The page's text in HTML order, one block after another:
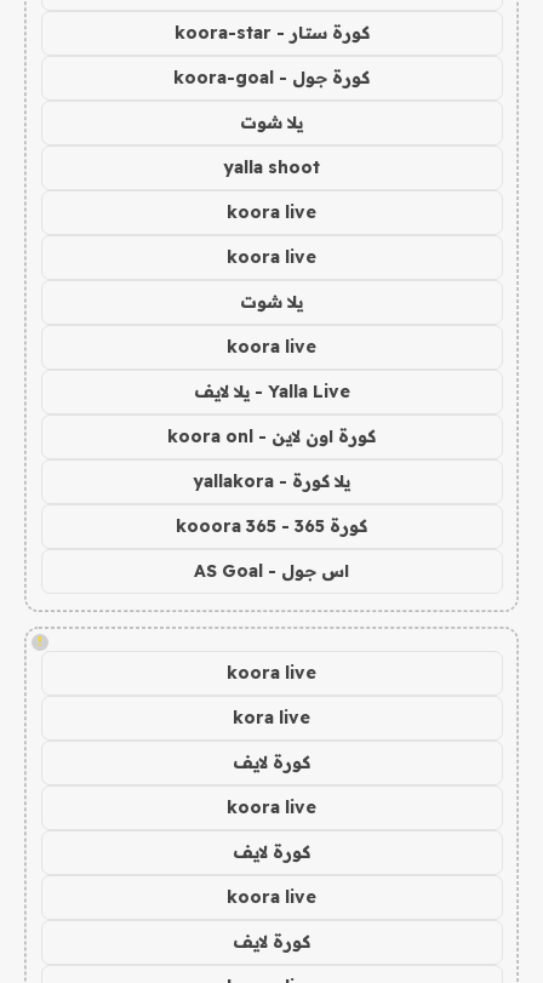
كورة ستار - koora-star
كورة جول - koora-goal
يلا شوت
yalla shoot
koora live
koora live
يلا شوت
koora live
Yalla Live - يلا لايف
كورة اون لاين - koora onl
يلا كورة - yallakora
كورة 365 - kooora 365
اس جول - AS Goal
!
koora live
kora live
كورة لايف
koora live
كورة لايف
koora live
كورة لايف